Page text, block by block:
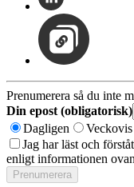
Prenumerera så du inte
Din epost (obligatorisk)
Dagligen
Veckovis
Jag har läst och
enligt informationen